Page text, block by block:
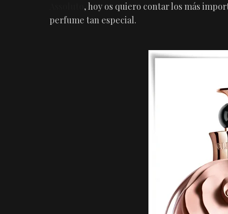
, hoy os quiero contar los más
perfume tan especial.